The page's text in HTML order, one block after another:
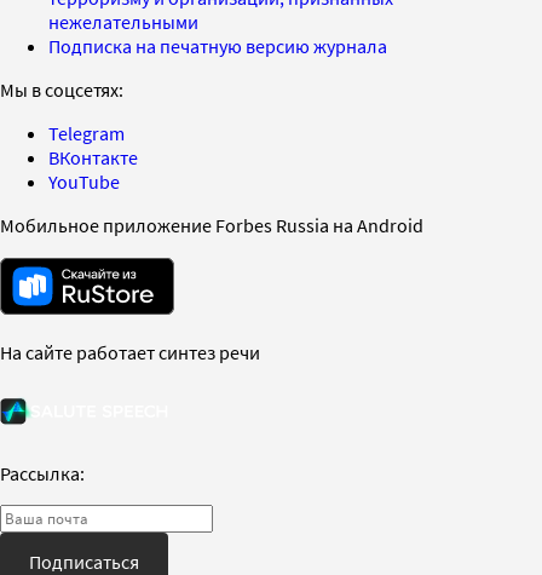
нежелательными
Подписка на печатную версию журнала
Мы в соцсетях:
Telegram
ВКонтакте
YouTube
Мобильное приложение Forbes Russia на Android
На сайте работает синтез речи
Рассылка:
Подписаться